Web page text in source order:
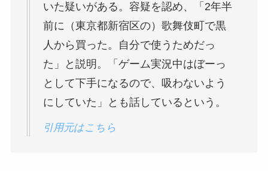
いた疑いがある。容疑を認め、「2年半
前に（東京都新宿区の）歌舞伎町で黒
人から買った。自分で使うためだっ
た」と説明。「ゲーム実況中はぼーっ
として下手になるので、吸わないよう
にしていた」とも話しているという。
引用元はこちら